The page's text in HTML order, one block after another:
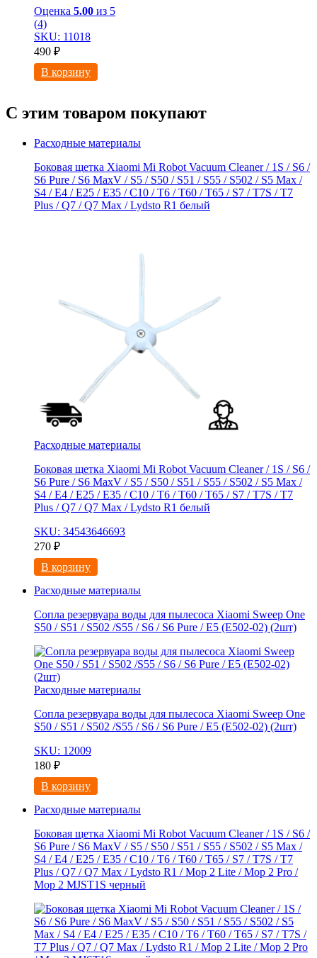
Оценка 5.00 из 5
(4)
SKU: 11018
490 ₽
В корзину
С этим товаром покупают
Расходные материалы
Боковая щетка Xiaomi Mi Robot Vacuum Cleaner / 1S / S6 /
S6 Pure / S6 MaxV / S5 / S50 / S51 / S55 / S502 / S5 Max /
S4 / E4 / E25 / E35 / C10 / T6 / T60 / T65 / S7 / T7S / T7
Plus / Q7 / Q7 Max / Lydsto R1 белый
Расходные материалы
Боковая щетка Xiaomi Mi Robot Vacuum Cleaner / 1S / S6 /
S6 Pure / S6 MaxV / S5 / S50 / S51 / S55 / S502 / S5 Max /
S4 / E4 / E25 / E35 / C10 / T6 / T60 / T65 / S7 / T7S / T7
Plus / Q7 / Q7 Max / Lydsto R1 белый
SKU: 34543646693
270 ₽
В корзину
Расходные материалы
Сопла резервуара воды для пылесоса Xiaomi Sweep One
S50 / S51 / S502 /S55 / S6 / S6 Pure / E5 (E502-02) (2шт)
Расходные материалы
Сопла резервуара воды для пылесоса Xiaomi Sweep One
S50 / S51 / S502 /S55 / S6 / S6 Pure / E5 (E502-02) (2шт)
SKU: 12009
180 ₽
В корзину
Расходные материалы
Боковая щетка Xiaomi Mi Robot Vacuum Cleaner / 1S / S6 /
S6 Pure / S6 MaxV / S5 / S50 / S51 / S55 / S502 / S5 Max /
S4 / E4 / E25 / E35 / C10 / T6 / T60 / T65 / S7 / T7S / T7
Plus / Q7 / Q7 Max / Lydsto R1 / Mop 2 Lite / Mop 2 Pro /
Mop 2 MJST1S черный